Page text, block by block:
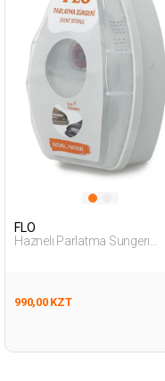
FLO
Haznelı Parlatma Sungerı
990,00 KZT